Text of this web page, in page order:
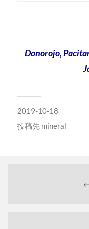
Donorojo,
2019-10-18
投稿先 mineral